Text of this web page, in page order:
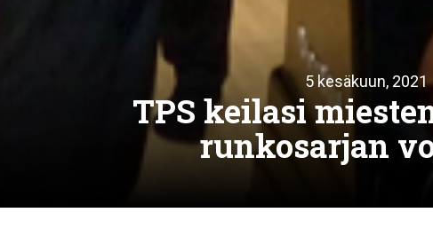
5 kesäkuun, 2021
TPS keilasi
runkosarjan